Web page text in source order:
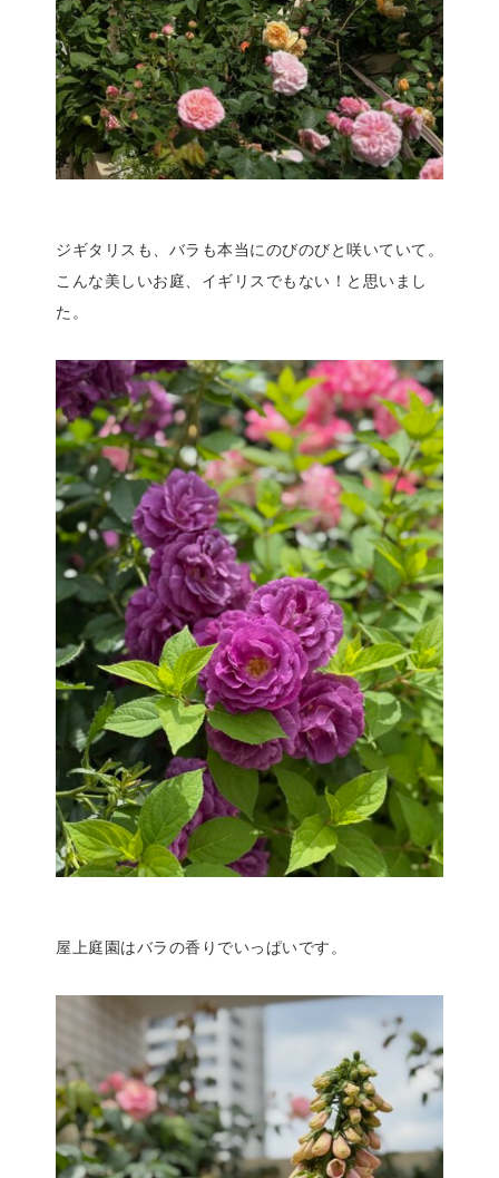
ジギタリスも、バラも本当にのびのびと咲いていて。
こんな美しいお庭、イギリスでもない！と思いまし
た。
屋上庭園はバラの香りでいっぱいです。